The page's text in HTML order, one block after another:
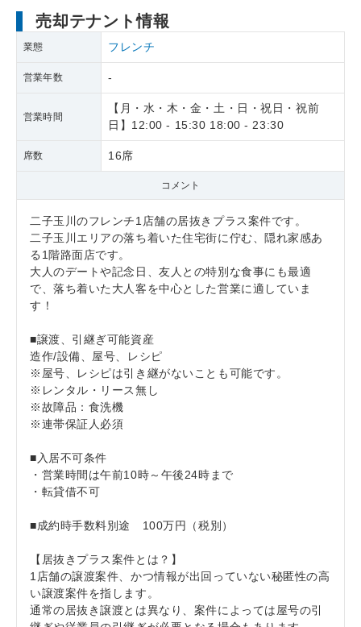
売却テナント情報
業態 フレンチ
営業年数 -
営業時間
【月・水・木・金・土・日・祝日・祝前
日】12:00 - 15:30 18:00 - 23:30
席数 16席
コメント
二子玉川のフレンチ1店舗の居抜きプラス案件です。
二子玉川エリアの落ち着いた住宅街に佇む、隠れ家感あ
る1階路面店です。
大人のデートや記念日、友人との特別な食事にも最適
で、落ち着いた大人客を中心とした営業に適していま
す！
■譲渡、引継ぎ可能資産
造作/設備、屋号、レシピ
※屋号、レシピは引き継がないことも可能です。
※レンタル・リース無し
※故障品：食洗機
※連帯保証人必須
■入居不可条件
・営業時間は午前10時～午後24時まで
・転貸借不可
■成約時手数料別途 100万円（税別）
【居抜きプラス案件とは？】
1店舗の譲渡案件、かつ情報が出回っていない秘匿性の高
い譲渡案件を指します。
通常の居抜き譲渡とは異なり、案件によっては屋号の引